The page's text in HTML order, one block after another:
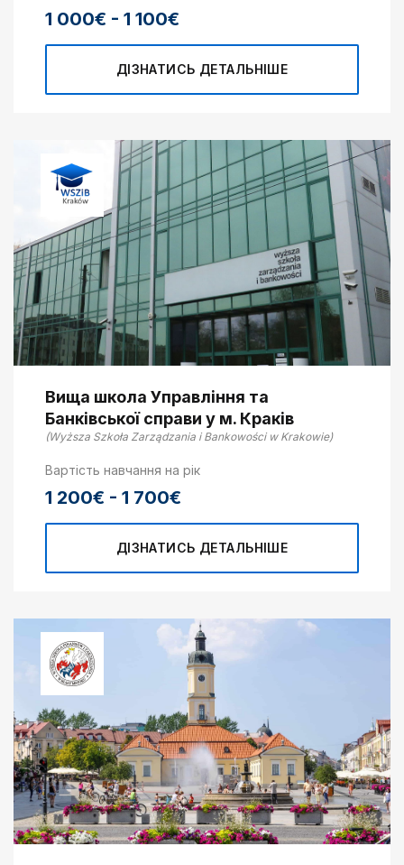
1 000€ - 1 100€
ДІЗНАТИСЬ ДЕТАЛЬНІШЕ
Вища школа Управління та
Банківської справи у м. Краків
(Wyższa Szkoła Zarządzania i Bankowości w Krakowie)
Вартість навчання на рік
1 200€ - 1 700€
ДІЗНАТИСЬ ДЕТАЛЬНІШЕ